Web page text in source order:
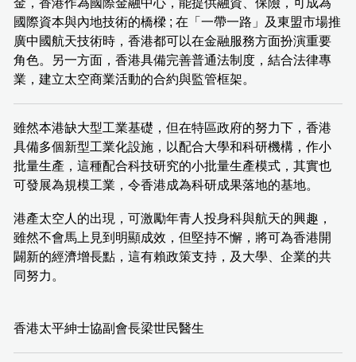
金，香港作為國際金融中心，能提供融資、保險，可成為
國際資本與內地技術的橋樑 ; 在「一帶一路」及東盟市場推
廣中國航天技術時，香港都可以在金融服務方面扮演重要
角色。另一方面，香港具備完善普通法制度，結合法律專
業，建立太空商業活動的合約與監管框架。
雖然本港缺大型工業基礎，但在特區政府的努力下，香港
具備多個新型工業化設施，以配合大學和科研機構，作小
批量生產，這種配合科技研究的小批量生產模式，其實也
可發展為規模工業，令香港成為科研成果落地的基地。
港產太空人的出現，可激勵年青人投身科與航天的興趣，
雖然不會馬上見到明顯成效，但堅持不懈，將可為香港開
闢新的經濟增長點，這有賴政策支持，及大學、企業的共
同努力。
香港太平紳士協副會長梁世民醫生